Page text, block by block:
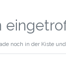
noch in der Kiste